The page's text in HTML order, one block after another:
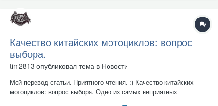
Качество китайских мотоциклов: вопрос
выбора.
tim2813 опубликовал тема в Новости
Мой перевод статьи. Приятного чтения. :) Качество китайских
мотоциклов: вопрос выбора. Одно из самых неприятных